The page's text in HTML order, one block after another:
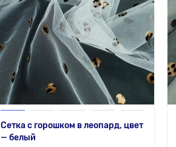
Сетка с горошком в леопард, цвет
— белый